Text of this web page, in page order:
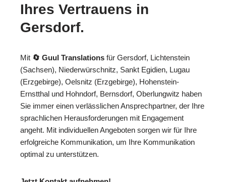
Ihres Vertrauens in
Gersdorf.
Mit 🔄 Guul Translations für Gersdorf, Lichtenstein
(Sachsen), Niederwürschnitz, Sankt Egidien, Lugau
(Erzgebirge), Oelsnitz (Erzgebirge), Hohenstein-
Ernstthal und Hohndorf, Bernsdorf, Oberlungwitz haben
Sie immer einen verlässlichen Ansprechpartner, der Ihre
sprachlichen Herausforderungen mit Engagement
angeht. Mit individuellen Angeboten sorgen wir für Ihre
erfolgreiche Kommunikation, um Ihre Kommunikation
optimal zu unterstützen.